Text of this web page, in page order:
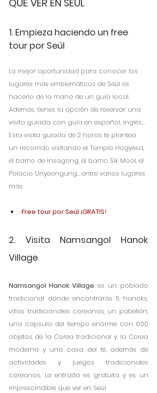
QUE VER EN SEÚL
1. Empieza haciendo un free
tour por Seúl
La mejor oportunidad para conocer los
lugares más emblemáticos de Seúl es
hacerlo de la mano de un guía local.
Además, tienes la opción de reservar una
visita guiada con guía en español, inglés…
Esta visita guiada de 2 horas te plantea
un recorrido visitando el Templo Hogyesa,
el barrio de Insagong, el barrio Sik Mool, el
Palacio Unyeongung… entre varios lugares
más.
Free tour por Seúl ¡GRATIS!
2. Visita Namsangol Hanok
Village
Namsangol Hanok Village es un poblado
tradicional dónde encontrarás 5 hanoks,
villas tradicionales coreanas, un pabellón,
una capsula del tiempo enorme con 600
objetos de la Corea tradicional y la Corea
moderna y una casa del té, además de
actividades y juegos tradicionales
coreanos. La entrada es gratuita y es un
imprescindible que ver en Seúl.